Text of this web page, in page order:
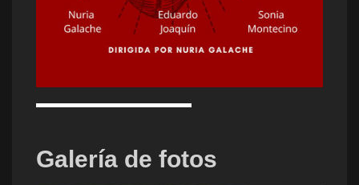
Galería de fotos